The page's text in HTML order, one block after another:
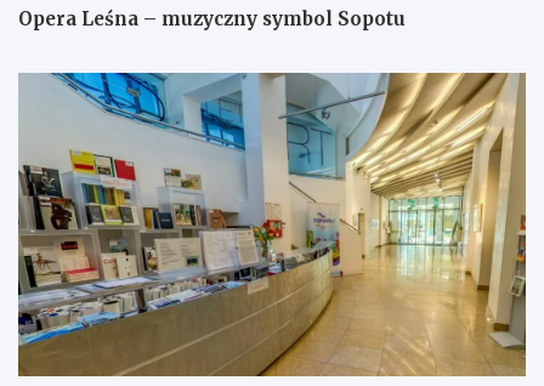
Opera Leśna – muzyczny symbol Sopotu